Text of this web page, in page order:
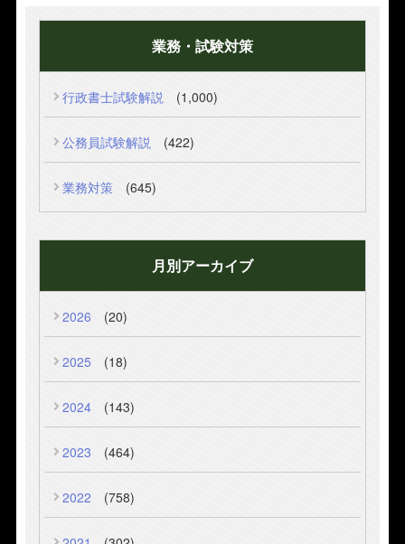
業務・試験対策
行政書士試験解説 (1,000)
公務員試験解説 (422)
業務対策 (645)
月別アーカイブ
2026 (20)
2025 (18)
2024 (143)
2023 (464)
2022 (758)